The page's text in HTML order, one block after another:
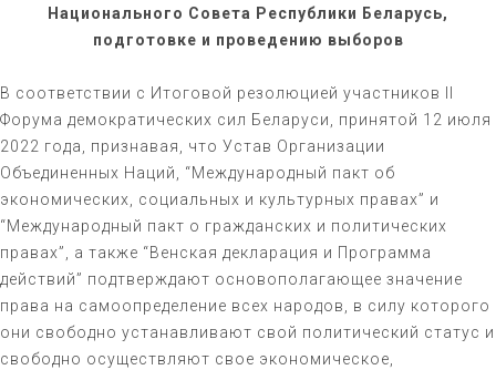
Национального Совета Республики Беларусь,
подготовке и проведению выборов
В соответствии с Итоговой резолюцией участников II
Форума демократических сил Беларуси, принятой 12 июля
2022 года, признавая, что Устав Организации
Объединенных Наций, “Международный пакт об
экономических, социальных и культурных правах” и
“Международный пакт о гражданских и политических
правах”, а также “Венская декларация и Программа
действий” подтверждают основополагающее значение
права на самоопределение всех народов, в силу которого
они свободно устанавливают свой политический статус и
свободно осуществляют свое экономическое,